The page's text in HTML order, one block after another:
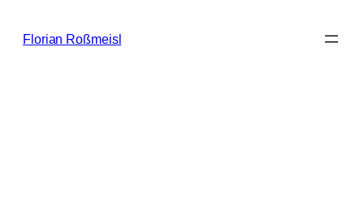
Inhalt
Florian Roßmeisl